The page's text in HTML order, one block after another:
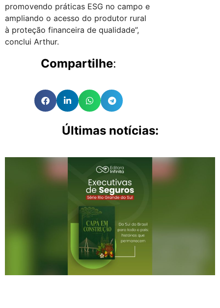
promovendo práticas ESG no campo e
ampliando o acesso do produtor rural
à proteção financeira de qualidade”,
conclui Arthur.
Compartilhe:
Últimas notícias: